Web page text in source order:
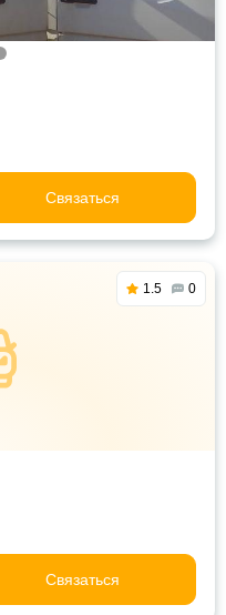
Связаться
1.5 0
Связаться